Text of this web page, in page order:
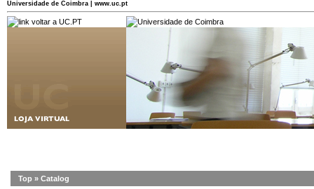
Universidade de Coimbra | www.uc.pt
Top » Catalog